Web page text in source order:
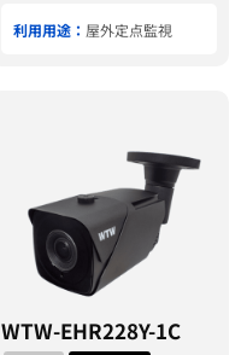
利用用途： 屋外定点監視
WTW-EHR228Y-1C